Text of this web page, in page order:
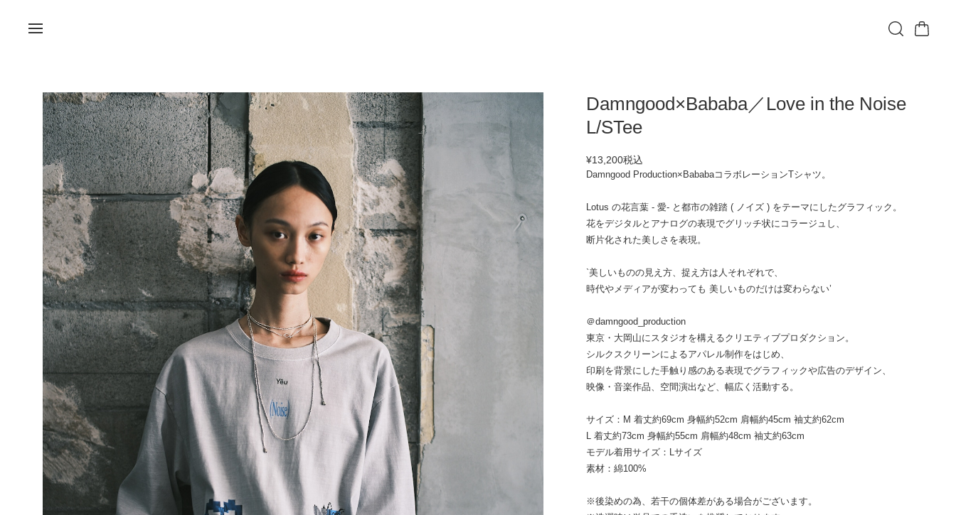
Damngood×Bababa／Love in the Noise
L/STee
¥13,200税込
Damngood Production×BababaコラボレーションTシャツ。
Lotus の花言葉 - 愛- と都市の雑踏 ( ノイズ ) をテーマにしたグラフィック。
花をデジタルとアナログの表現でグリッチ状にコラージュし、
断片化された美しさを表現。
`美しいものの見え方、捉え方は人それぞれで、
時代やメディアが変わっても 美しいものだけは変わらない’
＠damngood_production
東京・大岡山にスタジオを構えるクリエティブプロダクション。
シルクスクリーンによるアパレル制作をはじめ、
印刷を背景にした手触り感のある表現でグラフィックや広告のデザイン、
映像・音楽作品、空間演出など、幅広く活動する。
サイズ：M 着丈約69cm 身幅約52cm 肩幅約45cm 袖丈約62cm
L 着丈約73cm 身幅約55cm 肩幅約48cm 袖丈約63cm
モデル着用サイズ：Lサイズ
素材：綿100%
※後染めの為、若干の個体差がある場合がございます。